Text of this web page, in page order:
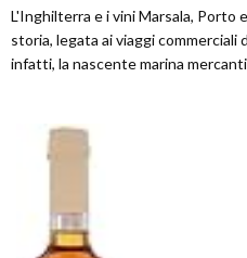
L'Inghilterra e i vini Marsala, Porto
storia, legata ai viaggi commerciali
infatti, la nascente marina